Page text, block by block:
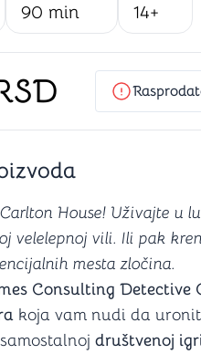
Podloge
Zaštite
Kockice
Kutijice
u desno
90 min 14+
House! Uživajte u
velelepnoj vili. Ili pak
mesta zločina.
Consulting Detective
koja vam nudi da
društvenoj